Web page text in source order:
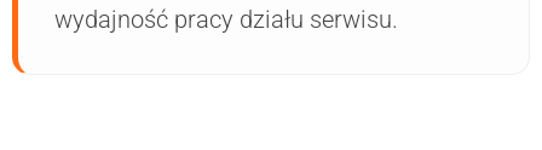
wydajność pracy działu serwisu.